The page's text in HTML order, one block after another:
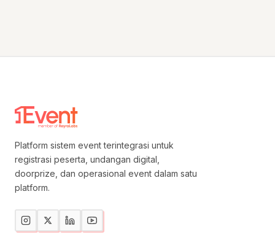
Platform sistem event terintegrasi untuk
registrasi peserta, undangan digital,
doorprize, dan operasional event dalam satu
platform.